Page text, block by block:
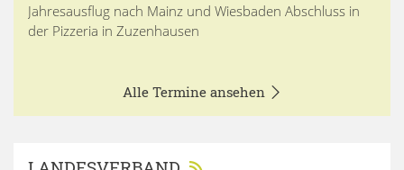
Jahresausflug nach Mainz und Wiesbaden Abschluss in
der Pizzeria in Zuzenhausen
Alle Termine ansehen